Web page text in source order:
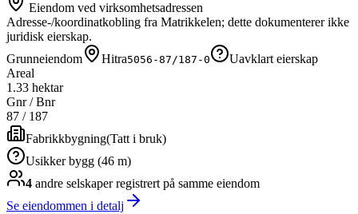
Eiendom ved virksomhetsadressen
Adresse-/koordinatkobling fra Matrikkelen; dette dokumenterer ikke
juridisk eierskap.
Grunneiendom
Hitra5056-87/187-0
Uavklart eierskap
Areal
1.33 hektar
Gnr / Bnr
87 / 187
Fabrikkbygning(Tatt i bruk)
Usikker bygg (46 m)
4 andre selskaperregistrert på samme eiendom
Se eiendommen i detalj